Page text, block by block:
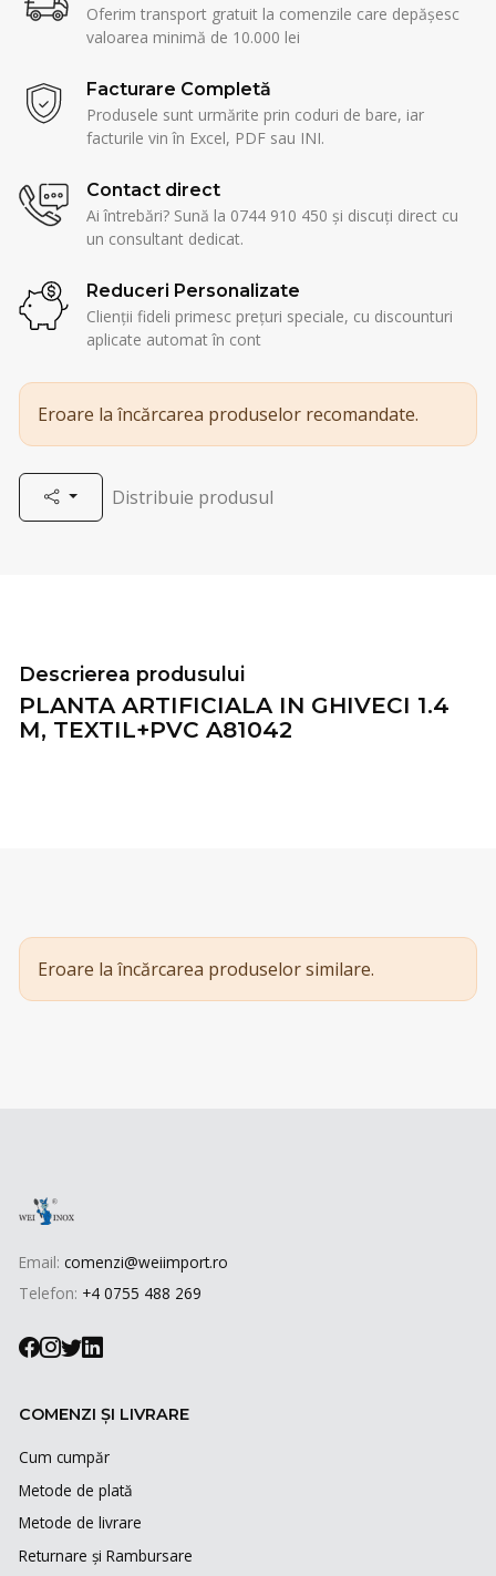
Oferim transport gratuit la comenzile care depășesc
valoarea minimă de 10.000 lei
Facturare Completă
Produsele sunt urmărite prin coduri de bare, iar
facturile vin în Excel, PDF sau INI.
Contact direct
Ai întrebări? Sună la 0744 910 450 și discuți direct cu
un consultant dedicat.
Reduceri Personalizate
Clienții fideli primesc prețuri speciale, cu discounturi
aplicate automat în cont
Eroare la încărcarea produselor recomandate.
Distribuie produsul
Descrierea produsului
PLANTA ARTIFICIALA IN GHIVECI 1.4
M, TEXTIL+PVC A81042
Eroare la încărcarea produselor similare.
Email: comenzi@weiimport.ro
Telefon: +4 0755 488 269
COMENZI ȘI LIVRARE
Cum cumpăr
Metode de plată
Metode de livrare
Returnare și Rambursare